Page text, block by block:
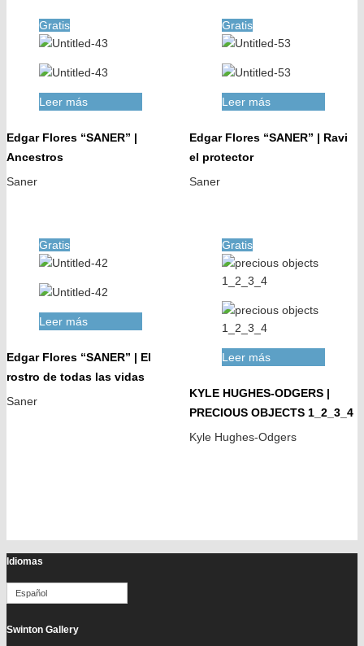
Gratis
Leer más
Edgar Flores “SANER” |
Ancestros
Saner
Gratis
Leer más
Edgar Flores “SANER” | Ravi
el protector
Saner
Gratis
Leer más
Edgar Flores “SANER” | El
rostro de todas las vidas
Saner
Gratis
Leer más
KYLE HUGHES-ODGERS |
PRECIOUS OBJECTS 1_2_3_4
Kyle Hughes-Odgers
Idiomas
Español
Swinton Gallery